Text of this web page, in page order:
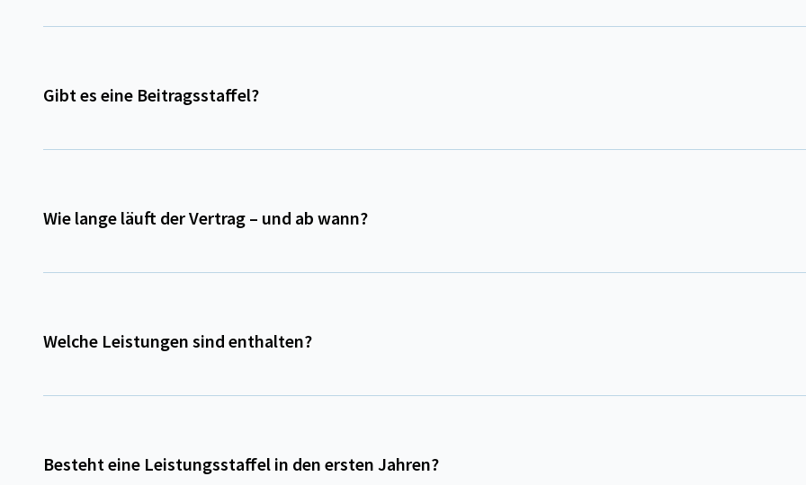
Gibt es eine Beitragsstaffel?
Wie lange läuft der Vertrag – und ab wann?
Welche Leistungen sind enthalten?
Besteht eine Leistungsstaffel in den ersten Jahren?